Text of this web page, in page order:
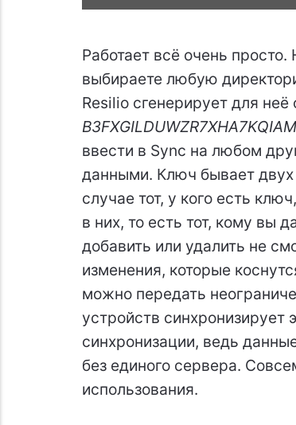
Работает всё очень
выбираете любую
Resilio сгенерирует для
ввести в Sync на любом
данными. Ключ бывает двух
случае тот, у кого есть
в них, то есть тот, кому вы
добавить или удалить не
изменения, которые
можно передать
устройств синхронизирует
синхронизации, ведь
без единого сервера.
использования.